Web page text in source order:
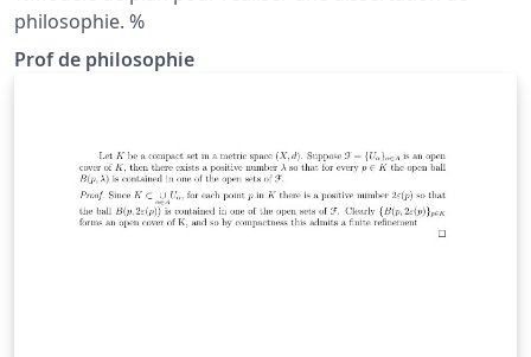
philosophie. %
Prof de philosophie